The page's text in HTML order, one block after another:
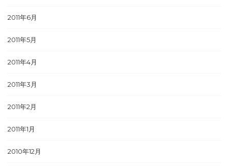
2011年6月
2011年5月
2011年4月
2011年3月
2011年2月
2011年1月
2010年12月